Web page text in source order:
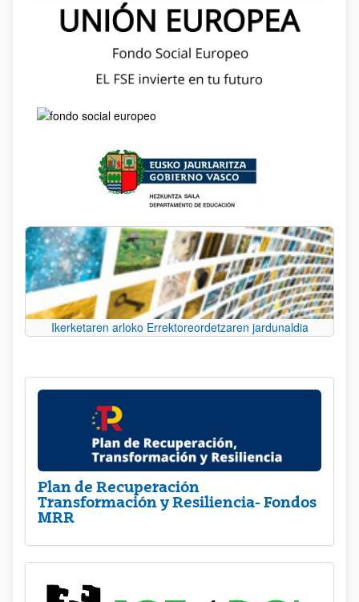
Ikerketaren arloko Errektoreordetzaren jardunaldia
Plan de Recuperación
Transformación y Resiliencia- Fondos
MRR